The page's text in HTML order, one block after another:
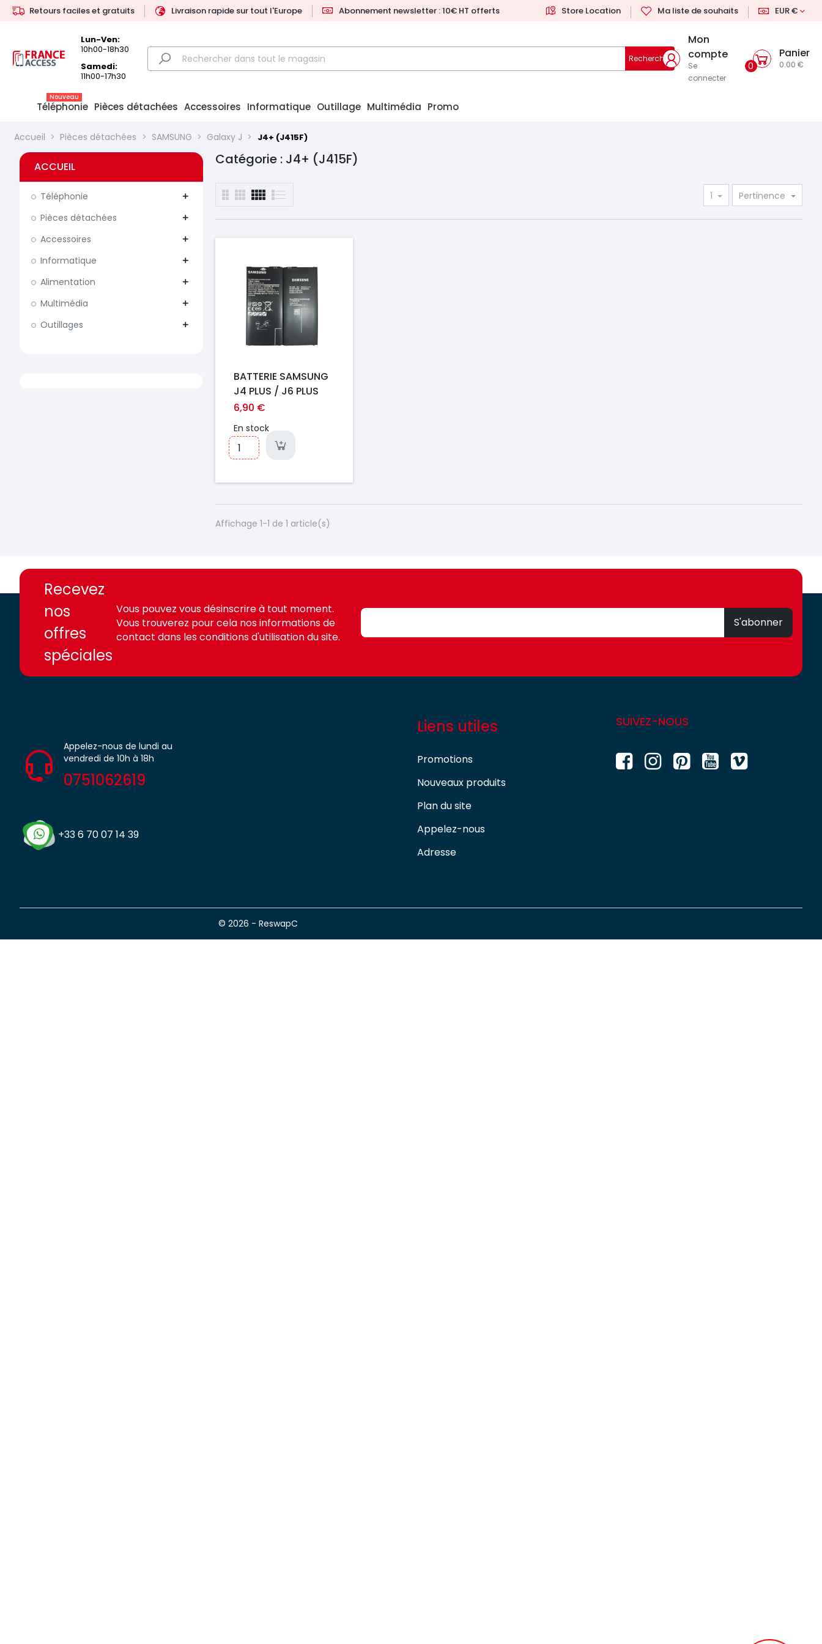
Retours faciles et gratuits Livraison rapide sur tout l'Europe Abonnement newsletter : 10€ HT offerts Store Location Ma liste de souhaits EUR €
Lun-Ven:
10h00-18h30
Samedi:
11h00-17h30
Rechercher
Mon
compte
Se
connecter
0
Panier
0.00 €
Téléphonie
Nouveau
Pièces détachées Accessoires Informatique Outillage Multimédia Promo
Accueil Pièces détachées SAMSUNG Galaxy J J4+ (J415F)
ACCUEIL
Téléphonie add
Pièces détachées add
Accessoires add
Informatique add
Alimentation add
Multimédia add
Outillages add
Catégorie : J4+ (J415F)
1 Pertinence
Prix
BATTERIE SAMSUNG
J4 PLUS / J6 PLUS
6,90 €
En stock
Affichage 1-1 de 1 article(s)
access.fr
access.fr
Recevez
nos
offres
spéciales
Vous pouvez vous désinscrire à tout moment.
Vous trouverez pour cela nos informations de
contact dans les conditions d'utilisation du site.
S'abonner
Appelez-nous de lundi au
vendredi de 10h à 18h
0751062619
+33 6 70 07 14 39
Liens utiles
Promotions
Nouveaux produits
Plan du site
Appelez-nous
Adresse
SUIVEZ-NOUS
© 2026 - ReswapC